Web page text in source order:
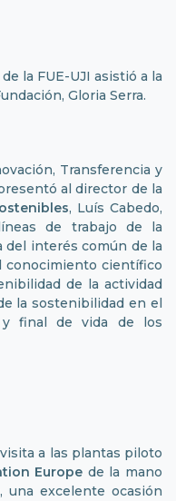
la FUE-UJI asistió a la
Gloria Serra.
Transferencia y
al director de la
, Luís Cabedo,
de trabajo de la
del interés común de la
conocimiento científico
de la actividad
la sostenibilidad en el
final de vida de los
a las plantas piloto
Europe de la mano
una excelente ocasión